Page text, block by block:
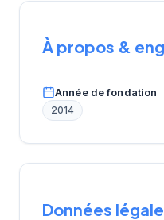
À propos &
Année de fondation
2014
Données